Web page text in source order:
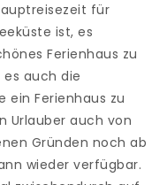
für
ist, es
Ferienhaus zu
auch die
ein Ferienhaus zu
Urlauber auch von
Gründen noch ab
wieder verfügbar.